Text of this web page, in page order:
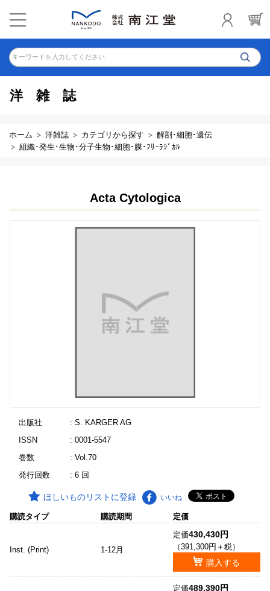
キーワードを入力してください
洋雑誌
ホーム 洋雑誌 カテゴリから探す
解剖･細胞･遺伝
組織･発生･生物･分子生物･細胞･膜･ﾌﾘｰﾗｼﾞｶﾙ
Acta Cytologica
出版社
: S. KARGER AG
ISSN
: 0001-5547
巻数
: Vol.70
発行回数
: 6 回
ほしいものリストに登録 いいね
購読タイプ 購読期間 定価
Inst. (Print) 1-12月
定価430,430円
（391,300円＋税）
購入する
定価489,390円